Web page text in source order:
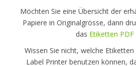
Möchten Sie eine Übersicht der
Papiere in Originalgrösse, dann
das Etiketten PDF
Wissen Sie nicht, welche
Label Printer benutzen können,